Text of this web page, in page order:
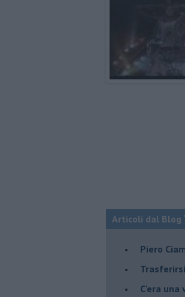
Articoli dal Blog
​Piero
​C'era una